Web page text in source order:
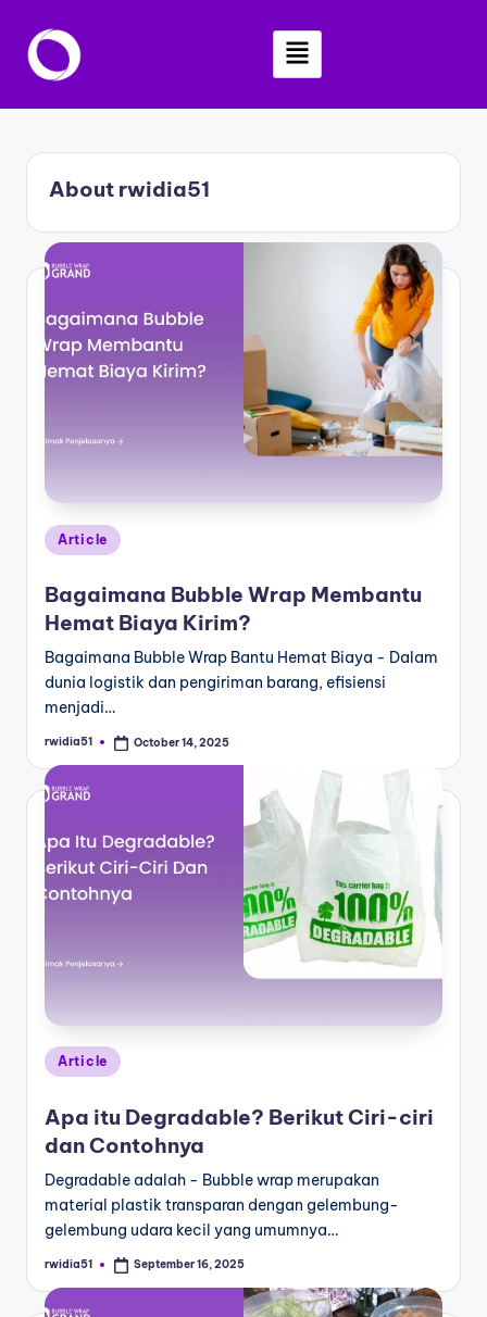
Skip
About rwidia51
Article
Bagaimana Bubble Wrap Membantu
Hemat Biaya Kirim?
Bagaimana Bubble Wrap Bantu Hemat Biaya - Dalam
dunia logistik dan pengiriman barang, efisiensi
menjadi…
rwidia51 October 14, 2025
Article
Apa itu Degradable? Berikut Ciri-ciri
dan Contohnya
Degradable adalah - Bubble wrap merupakan
material plastik transparan dengan gelembung-
gelembung udara kecil yang umumnya…
rwidia51 September 16, 2025